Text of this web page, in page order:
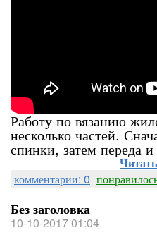
Работу по вязанию
несколько частей.
спинки, затем переда
комментарии: 0
Без заголовка
10-10-2017 01:04